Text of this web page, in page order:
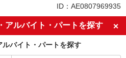
Web面接OK
経験者・有資格者歓迎
主婦・主夫歓迎
ID：AE0807969935
アルバイト・パートを探す
ルバイト・パートを探す